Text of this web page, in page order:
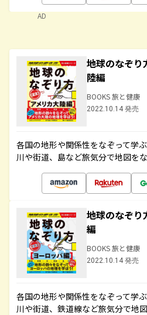
AD
地球のなぞ
陸編
BOOKS 旅と健康
2022.10.14 発売
各国の地形や関係性をなぞって学
川や街道、島など旅気分で地図を
地球のなぞ
編
BOOKS 旅と健康
2022.10.14 発売
各国の地形や関係性をなぞって学
川や街道、鉄道線など旅気分で地